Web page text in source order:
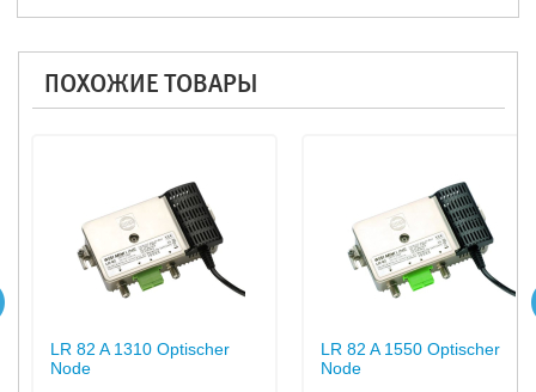
ПОХОЖИЕ ТОВАРЫ
LR 82 A 1310 Optischer
Node
LR 82 A 1550 Optischer
Node